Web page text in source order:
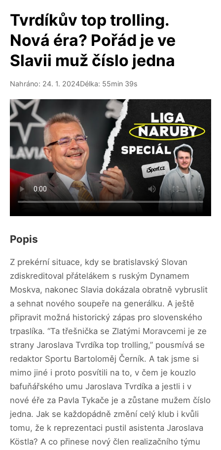
Tvrdíkův top trolling.
Nová éra? Pořád je ve
Slavii muž číslo jedna
Nahráno: 24. 1. 2024Délka: 55min 39s
Popis
Z prekérní situace, kdy se bratislavský Slovan
zdiskreditoval přátelákem s ruským Dynamem
Moskva, nakonec Slavia dokázala obratně vybruslit
a sehnat nového soupeře na generálku. A ještě
připravit možná historický zápas pro slovenského
trpaslíka. “Ta třešnička se Zlatými Moravcemi je ze
strany Jaroslava Tvrdíka top trolling,” pousmívá se
redaktor Sportu Bartoloměj Černík. A tak jsme si
mimo jiné i proto posvítili na to, v čem je kouzlo
bafuňářského umu Jaroslava Tvrdíka a jestli i v
nové éře za Pavla Tykače je a zůstane mužem číslo
jedna. Jak se každopádně změní celý klub i kvůli
tomu, že k reprezentaci pustil asistenta Jaroslava
Köstla? A co přinese nový člen realizačního týmu